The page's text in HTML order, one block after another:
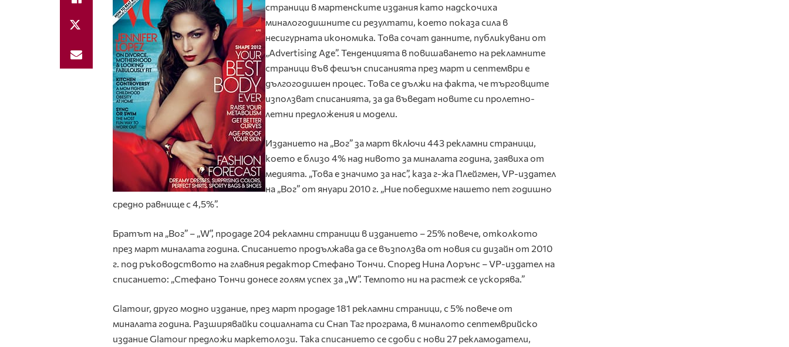
страници в мартенските издания като надскочиха
миналогодишните си резултати, което показа сила в
несигурната икономика. Това сочат данните, публикувани от
„Advertising Age”. Тенденцията в повишаването на рекламните
страници във фешън списанията през март и септември е
дългогодишен процес. Това се дължи на факта, че търговците
използват списанията, за да въведат новите си пролетно-
летни предложения и модели.
Изданието на „Вог” за март включи 443 рекламни страници,
което е близо 4% над нивото за миналата година, заявиха от
медията. „Това е значимо за нас”, каза г-жа Плейгмен, VP-издател
на „Вог” от януари 2010 г. „Ние победихме нашето пет годишно
средно равнище с 4,5%”.
Братът на „Вог” – „W”, продаде 204 рекламни страници в изданието – 25% повече, отколкото
през март миналата година. Списанието продължава да се възползва от новия си дизайн от 2010
г. под ръководството на главния редактор Стефано Тончи. Според Нина Лорънс – VP-издател на
списанието: „Стефано Тончи донесе голям успех за „W”. Темпото ни на растеж се ускорява.”
Glamour, друго модно издание, през март продаде 181 рекламни страници, с 5% повече от
миналата година. Разширявайки социалната си Снап Таг програма, в миналото септемврийско
издание Glamour предложи маркетолози. Така списанието се сдоби с нови 27 рекламодатели,